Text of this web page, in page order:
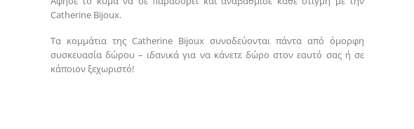
Catherine Bijoux.
Τα κομμάτια της Catherine Bijoux συνοδεύονται πάντα από όμορφη
συσκευασία δώρου – ιδανικά για να κάνετε δώρο στον εαυτό σας ή σε
κάποιον ξεχωριστό!